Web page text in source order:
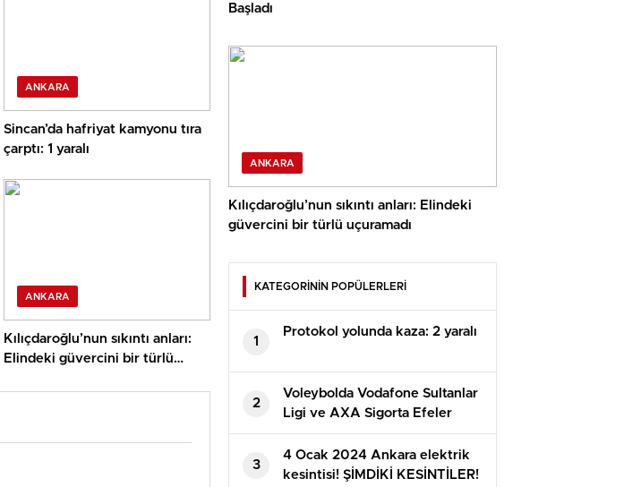
ANKARA
Sincan’da hafriyat kamyonu tıra
çarptı: 1 yaralı
ANKARA
Kılıçdaroğlu’nun sıkıntı anları:
Elindeki güvercini bir türlü
Başladı
ANKARA
Kılıçdaroğlu’nun sıkıntı anları: Elindeki
güvercini bir türlü uçuramadı
KATEGORİNİN POPÜLERLERİ
1
Protokol yolunda kaza: 2 yaralı
2
Voleybolda Vodafone Sultanlar
Ligi ve AXA Sigorta Efeler
Ligi’nde ikinci yarı başlıyor
3
4 Ocak 2024 Ankara elektrik
kesintisi! ŞİMDİKİ KESİNTİLER!